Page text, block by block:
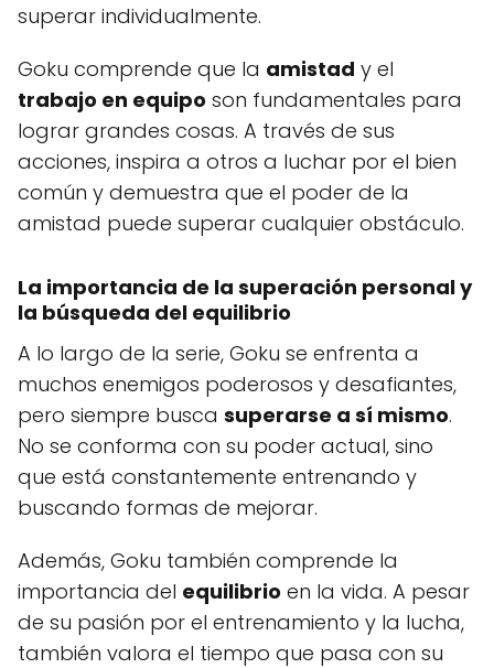
superar individualmente.
Goku comprende que la amistad y el
trabajo en equipo son fundamentales para
lograr grandes cosas. A través de sus
acciones, inspira a otros a luchar por el bien
común y demuestra que el poder de la
amistad puede superar cualquier obstáculo.
La importancia de la superación personal y
la búsqueda del equilibrio
A lo largo de la serie, Goku se enfrenta a
muchos enemigos poderosos y desafiantes,
pero siempre busca superarse a sí mismo.
No se conforma con su poder actual, sino
que está constantemente entrenando y
buscando formas de mejorar.
Además, Goku también comprende la
importancia del equilibrio en la vida. A pesar
de su pasión por el entrenamiento y la lucha,
también valora el tiempo que pasa con su